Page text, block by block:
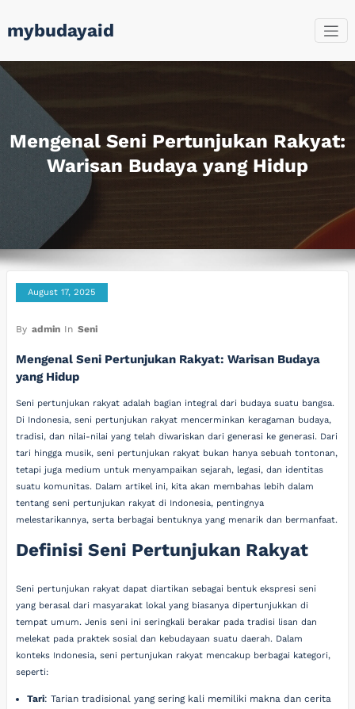
to
content
mybudayaid
Mengenal Seni Pertunjukan Rakyat:
Warisan Budaya yang Hidup
August 17, 2025
By admin In Seni
Mengenal Seni Pertunjukan Rakyat: Warisan Budaya
yang Hidup
Seni pertunjukan rakyat adalah bagian integral dari budaya suatu bangsa.
Di Indonesia, seni pertunjukan rakyat mencerminkan keragaman budaya,
tradisi, dan nilai-nilai yang telah diwariskan dari generasi ke generasi. Dari
tari hingga musik, seni pertunjukan rakyat bukan hanya sebuah tontonan,
tetapi juga medium untuk menyampaikan sejarah, legasi, dan identitas
suatu komunitas. Dalam artikel ini, kita akan membahas lebih dalam
tentang seni pertunjukan rakyat di Indonesia, pentingnya
melestarikannya, serta berbagai bentuknya yang menarik dan bermanfaat.
Definisi Seni Pertunjukan Rakyat
Seni pertunjukan rakyat dapat diartikan sebagai bentuk ekspresi seni
yang berasal dari masyarakat lokal yang biasanya dipertunjukkan di
tempat umum. Jenis seni ini seringkali berakar pada tradisi lisan dan
melekat pada praktek sosial dan kebudayaan suatu daerah. Dalam
konteks Indonesia, seni pertunjukan rakyat mencakup berbagai kategori,
seperti:
Tari: Tarian tradisional yang sering kali memiliki makna dan cerita